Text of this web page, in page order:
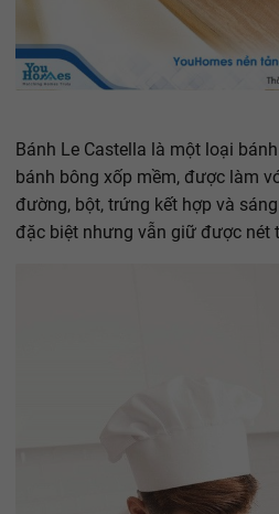
Bánh Le Castella là một loại
bánh bông xốp mềm, được làm
đường, bột, trứng kết hợp và
đặc biệt nhưng vẫn giữ được nét